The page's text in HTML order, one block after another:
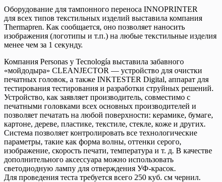
Оборудование для тампонного переноса INNOPRINTER
для всех типов текстильных изделий выставила компания
Thermapren. Как сообщается, оно позволяет наносить
изображения (логотипы и т.п.) на любые текстильные изделия
менее чем за 1 секунду.
Компания Personas y Tecnología выставила забавного
«мойдодыра» CLEANJECTOR — устройство для очистки
печатных головок, а также INKTESTER Digital, аппарат для
тестирования тестирования и разработки струйных решений.
Устройство, как заявляет производитель, совместимо с
печатными головками всех основных производителей и
позволяет печатать на любой поверхности: керамике, бумаге,
картоне, дереве, пластике, текстиле, стекле, коже и других.
Система позволяет контролировать все технологические
параметры, такие как форма волны, оттенки серого,
изображение, скорость печати, температура и т. д. В качестве
дополнительного аксессуара можно использовать
светодиодную лампу для отверждения УФ-красок.
Для проведения теста требуется всего 250 куб. cм чернил.